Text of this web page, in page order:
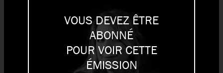
VOUS DEVEZ ÊTRE
ABONNÉ
POUR VOIR CETTE
ÉMISSION